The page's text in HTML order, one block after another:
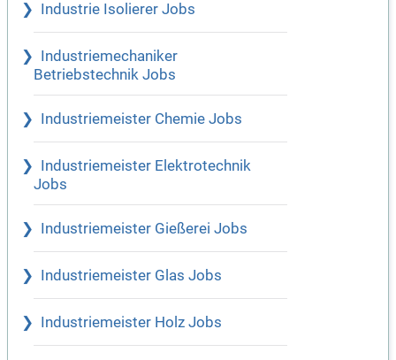
Industrie Isolierer Jobs
Industriemechaniker
Betriebstechnik Jobs
Industriemeister Chemie Jobs
Industriemeister Elektrotechnik
Jobs
Industriemeister Gießerei Jobs
Industriemeister Glas Jobs
Industriemeister Holz Jobs